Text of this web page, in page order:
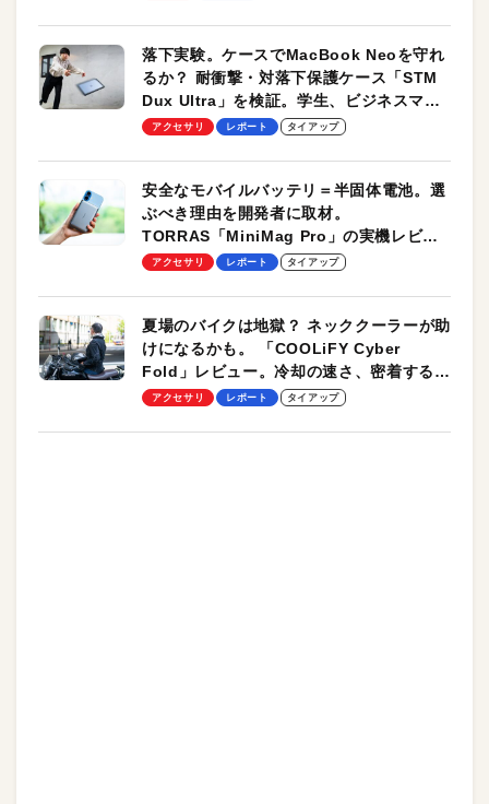
落下実験。ケースでMacBook Neoを守れ
るか？ 耐衝撃・対落下保護ケース「STM
Dux Ultra」を検証。学生、ビジネスマン
のモバイルユースに最適！
アクセサリ レポート タイアップ
安全なモバイルバッテリ＝半固体電池。選
ぶべき理由を開発者に取材。
TORRAS「MiniMag Pro」の実機レビュ
ーも
アクセサリ レポート タイアップ
夏場のバイクは地獄？ ネッククーラーが助
けになるかも。 「COOLiFY Cyber
Fold」レビュー。冷却の速さ、密着する冷
却プレート、シンプルな操作性がグッド！
アクセサリ レポート タイアップ